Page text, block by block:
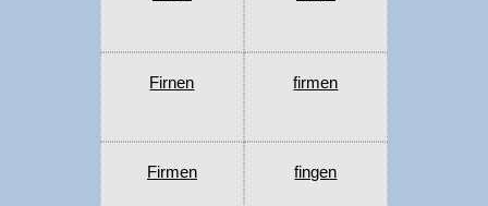
Firnen firmen
Firmen fingen